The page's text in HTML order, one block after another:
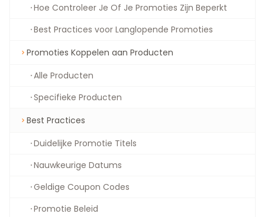
Hoe Controleer Je Of Je Promoties Zijn Beperkt
Best Practices voor Langlopende Promoties
Promoties Koppelen aan Producten
Alle Producten
Specifieke Producten
Best Practices
Duidelijke Promotie Titels
Nauwkeurige Datums
Geldige Coupon Codes
Promotie Beleid